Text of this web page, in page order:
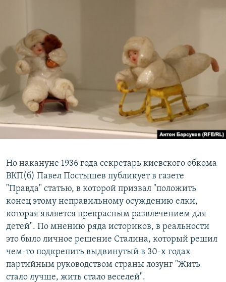
Но накануне 1936 года секретарь киевского обкома
ВКП(б) Павел Постышев публикует в газете
"Правда" статью, в которой призвал "положить
конец этому неправильному осуждению елки,
которая является прекрасным развлечением для
детей". По мнению ряда историков, в реальности
это было личное решение Сталина, который решил
чем-то подкрепить выдвинутый в 30-х годах
партийным руководством страны лозунг "Жить
стало лучше, жить стало веселей".